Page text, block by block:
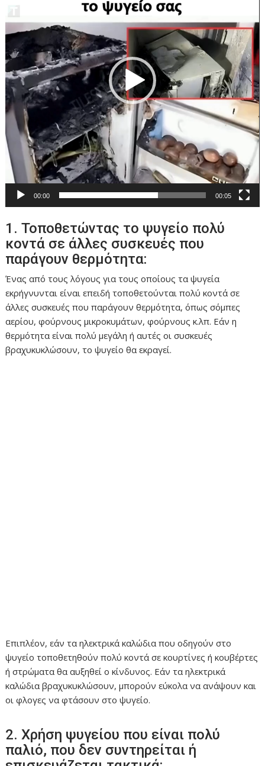
00:00 00:05
1. Τοποθετώντας το ψυγείο πολύ
κοντά σε άλλες συσκευές που
παράγουν θερμότητα:
Ένας από τους λόγους για τους οποίους τα ψυγεία
εκρήγνυνται είναι επειδή τοποθετούνται πολύ κοντά σε
άλλες συσκευές που παράγουν θερμότητα, όπως σόμπες
αερίου, φούρνους μικροκυμάτων, φούρνους κ.λπ. Εάν η
θερμότητα είναι πολύ μεγάλη ή αυτές οι συσκευές
βραχυκυκλώσουν, το ψυγείο θα εκραγεί.
Επιπλέον, εάν τα ηλεκτρικά καλώδια που οδηγούν στο
ψυγείο τοποθετηθούν πολύ κοντά σε κουρτίνες ή κουβέρτες
ή στρώματα θα αυξηθεί ο κίνδυνος. Εάν τα ηλεκτρικά
καλώδια βραχυκυκλώσουν, μπορούν εύκολα να ανάψουν και
οι φλογες να φτάσουν στο ψυγείο.
2. Χρήση ψυγείου που είναι πολύ
παλιό, που δεν συντηρείται ή